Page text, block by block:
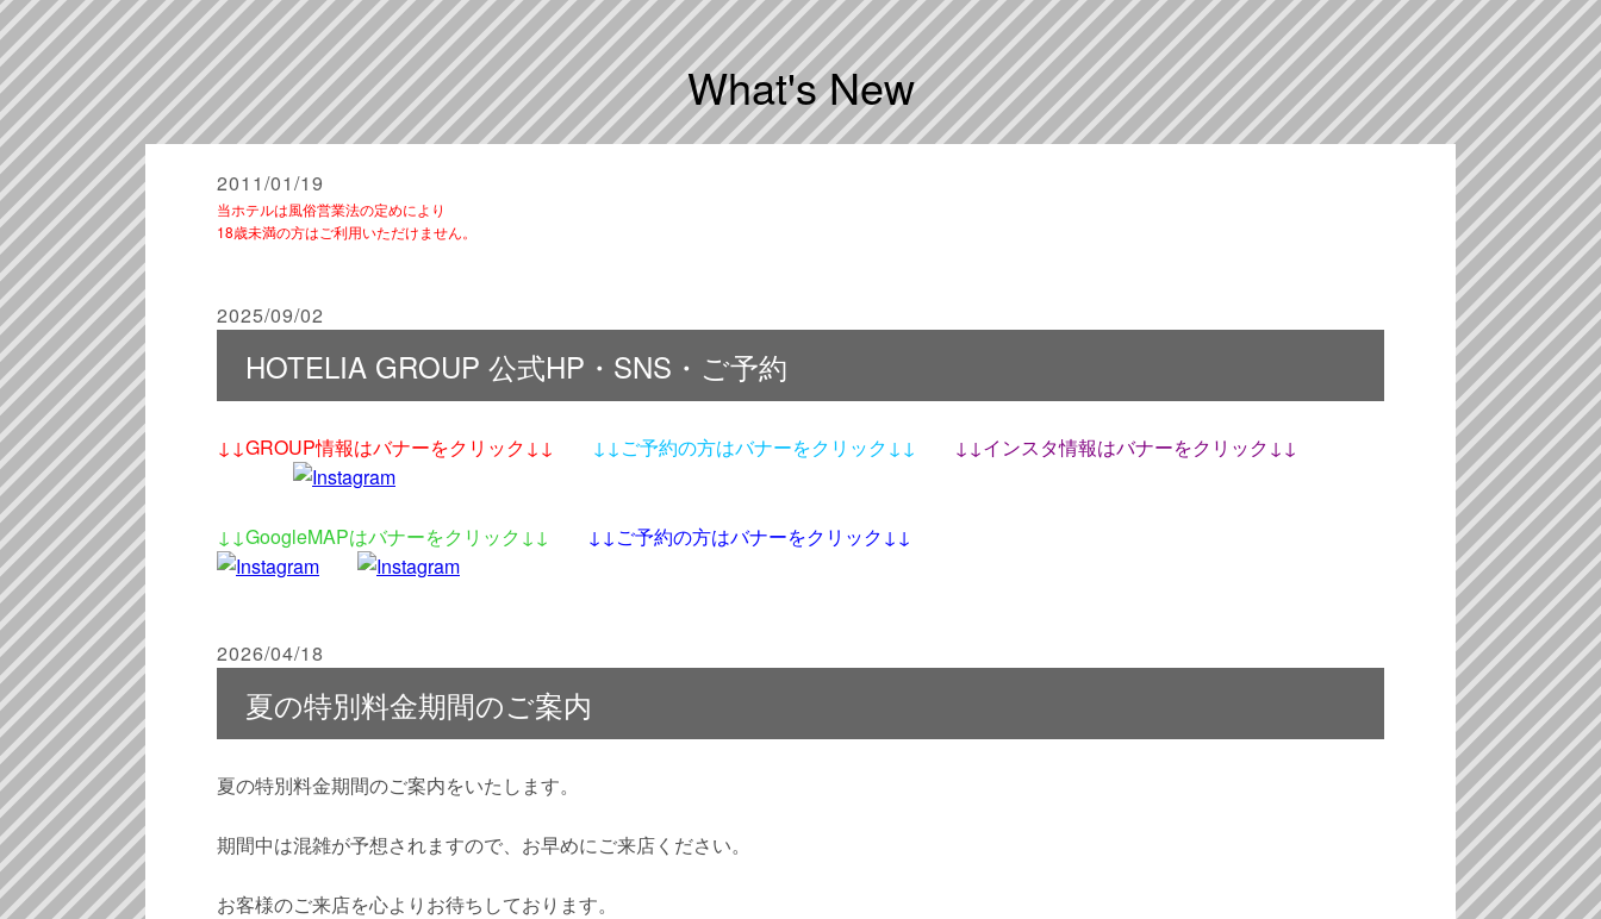
What's New
2011/01/19
当ホテルは風俗営業法の定めにより
18歳未満の方はご利用いただけません。
2025/09/02
HOTELIA GROUP 公式HP・SNS・ご予約
↓↓GROUP情報はバナーをクリック↓↓ ↓↓ご予約の方はバナーをクリック↓↓ ↓↓インスタ情報はバナーをクリック↓↓
↓↓GoogleMAPはバナーをクリック↓↓ ↓↓ご予約の方はバナーをクリック↓↓
2026/04/18
夏の特別料金期間のご案内
夏の特別料金期間のご案内をいたします。
期間中は混雑が予想されますので、お早めにご来店ください。
お客様のご来店を心よりお待ちしております。